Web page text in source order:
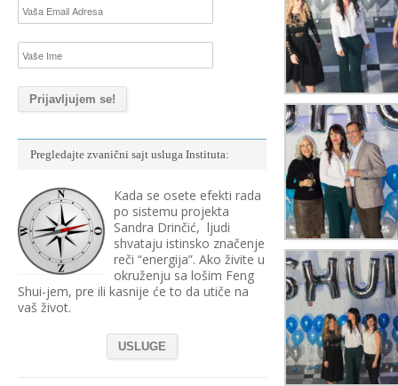
Pregledajte zvanični sajt usluga Instituta:
Kada se osete efekti rada
po sistemu projekta
Sandra Drinčić, ljudi
shvataju istinsko značenje
reči “energija”. Ako živite u
okruženju sa lošim Feng
Shui-jem, pre ili kasnije će to da utiče na
vaš život.
USLUGE